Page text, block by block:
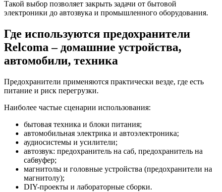
Такой выбор позволяет закрыть задачи от бытовой
электроники до автозвука и промышленного оборудования.
Где используются предохранители
Relcoma – домашние устройства,
автомобили, техника
Предохранители применяются практически везде, где есть
питание и риск перегрузки.
Наиболее частые сценарии использования:
бытовая техника и блоки питания;
автомобильная электрика и автоэлектроника;
аудиосистемы и усилители;
автозвук: предохранитель на саб, предохранитель на
сабвуфер;
магнитолы и головные устройства (предохранители на
магнитолу);
DIY-проекты и лабораторные сборки.